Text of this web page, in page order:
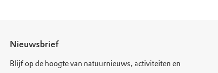
Nieuwsbrief
Blijf op de hoogte van natuurnieuws, activiteiten en